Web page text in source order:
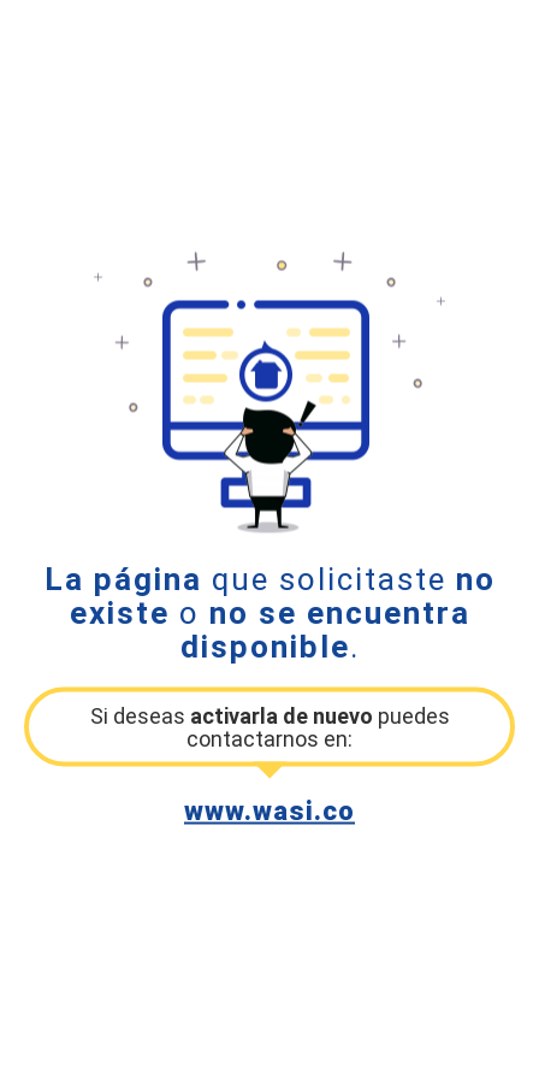
La página que solicitaste no
existe o no se encuentra
disponible.
Si deseas activarla de nuevo puedes
contactarnos en:
www.wasi.co